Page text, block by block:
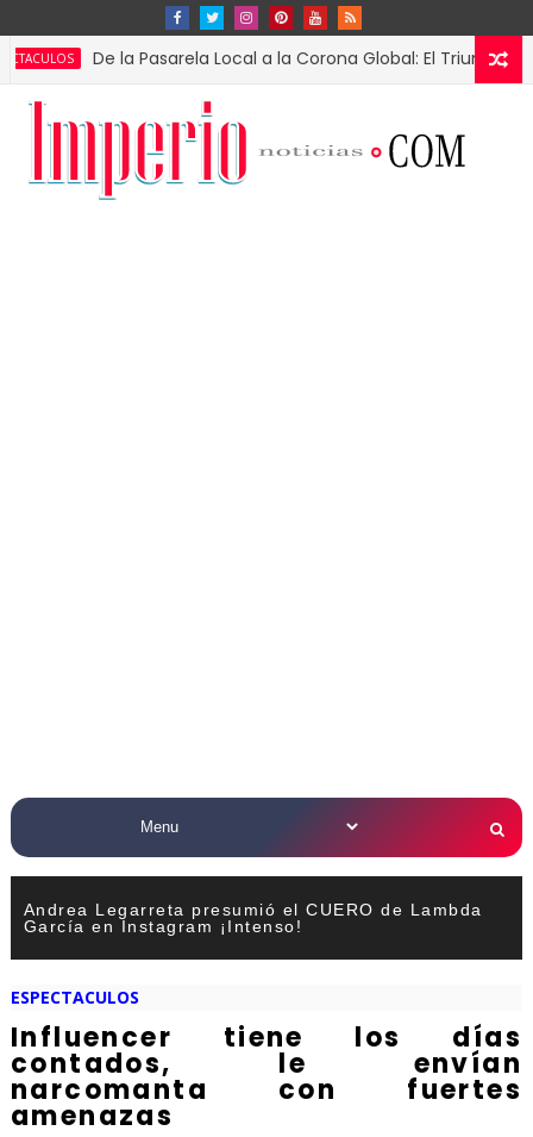
De la Pasarela Local a la Corona Global: El Triunfo de Fátima
Andrea Legarreta presumió el CUERO de Lambda
García en Instagram ¡Intenso!
ESPECTACULOS
Influencer tiene los días
contados, le envían
narcomanta con fuertes
amenazas